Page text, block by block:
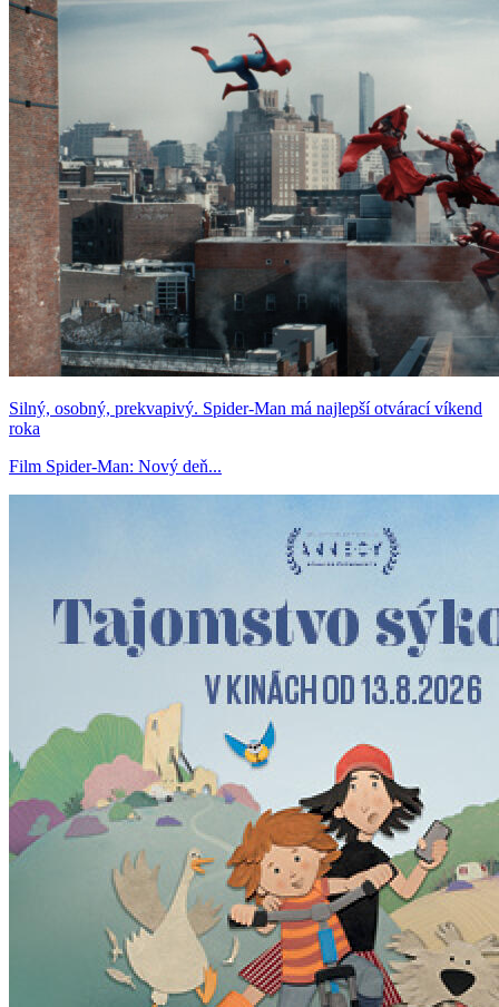
Silný, osobný, prekvapivý. Spider-Man má najlepší otvárací víkend
roka
Film Spider-Man: Nový deň...